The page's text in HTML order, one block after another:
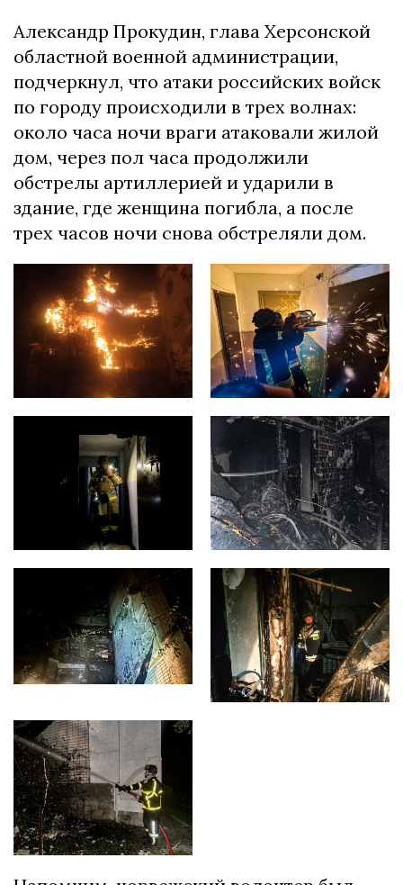
Александр Прокудин, глава Херсонской
областной военной администрации,
подчеркнул, что атаки российских войск
по городу происходили в трех волнах:
около часа ночи враги атаковали жилой
дом, через пол часа продолжили
обстрелы артиллерией и ударили в
здание, где женщина погибла, а после
трех часов ночи снова обстреляли дом.